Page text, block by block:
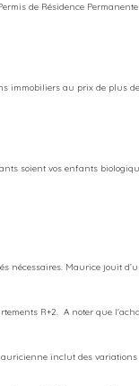
de Résidence
immobiliers au prix de plus
soient vos enfants
nécessaires. Maurice jouit
R+2. A noter que
inclut des